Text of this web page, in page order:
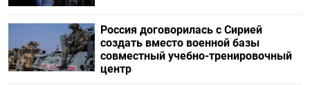
Россия договорилась с Сирией
создать вместо военной базы
совместный учебно-тренировочный
центр